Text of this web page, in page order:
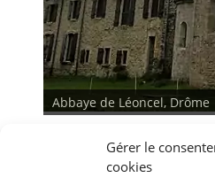
Gérer le
cookies
Abbaye de Léoncel, Drôme